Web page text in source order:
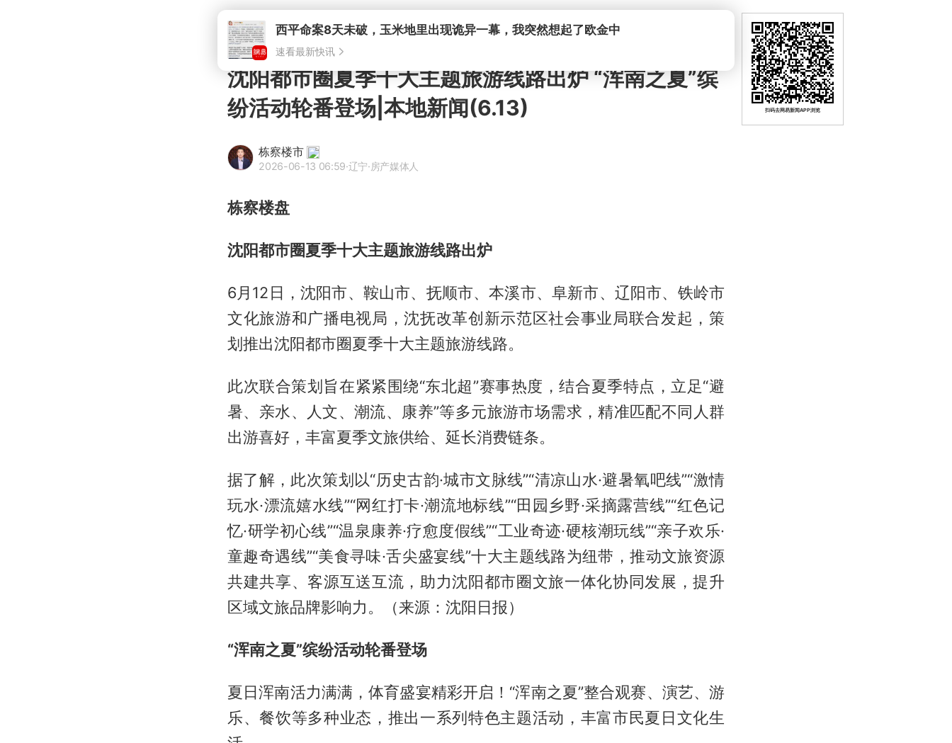
沈阳都市圈夏季十大主题旅游线路出炉 “浑南之夏”缤
纷活动轮番登场|本地新闻(6.13)
栋察楼市
2026-06-13 06:59·辽宁·房产媒体人
栋察楼盘
沈阳都市圈夏季十大主题旅游线路出炉
6月12日，沈阳市、鞍山市、抚顺市、本溪市、阜新市、辽阳市、铁岭市
文化旅游和广播电视局，沈抚改革创新示范区社会事业局联合发起，策
划推出沈阳都市圈夏季十大主题旅游线路。
此次联合策划旨在紧紧围绕“东北超”赛事热度，结合夏季特点，立足“避
暑、亲水、人文、潮流、康养”等多元旅游市场需求，精准匹配不同人群
出游喜好，丰富夏季文旅供给、延长消费链条。
据了解，此次策划以“历史古韵·城市文脉线”“清凉山水·避暑氧吧线”“激情
玩水·漂流嬉水线”“网红打卡·潮流地标线”“田园乡野·采摘露营线”“红色记
忆·研学初心线”“温泉康养·疗愈度假线”“工业奇迹·硬核潮玩线”“亲子欢乐·
童趣奇遇线”“美食寻味·舌尖盛宴线”十大主题线路为纽带，推动文旅资源
共建共享、客源互送互流，助力沈阳都市圈文旅一体化协同发展，提升
区域文旅品牌影响力。（来源：沈阳日报）
“浑南之夏”缤纷活动轮番登场
夏日浑南活力满满，体育盛宴精彩开启！“浑南之夏”整合观赛、演艺、游
乐、餐饮等多种业态，推出一系列特色主题活动，丰富市民夏日文化生
扫码去网易新闻APP浏览